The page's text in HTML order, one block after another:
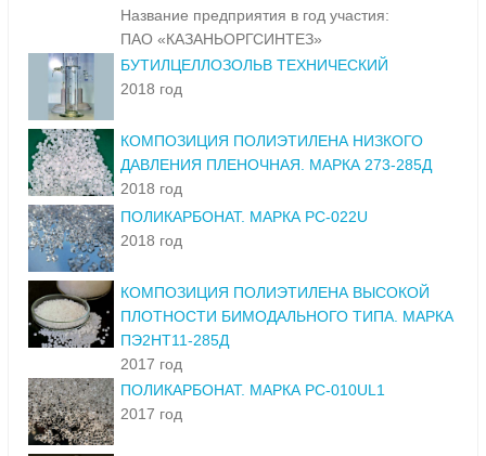
Название предприятия в год участия:
ПАО «КАЗАНЬОРГСИНТЕЗ»
БУТИЛЦЕЛЛОЗОЛЬВ ТЕХНИЧЕСКИЙ
2018 год
КОМПОЗИЦИЯ ПОЛИЭТИЛЕНА НИЗКОГО
ДАВЛЕНИЯ ПЛЕНОЧНАЯ. МАРКА 273-285Д
2018 год
ПОЛИКАРБОНАТ. МАРКА PC-022U
2018 год
КОМПОЗИЦИЯ ПОЛИЭТИЛЕНА ВЫСОКОЙ
ПЛОТНОСТИ БИМОДАЛЬНОГО ТИПА. МАРКА
ПЭ2НТ11-285Д
2017 год
ПОЛИКАРБОНАТ. МАРКА PC-010UL1
2017 год